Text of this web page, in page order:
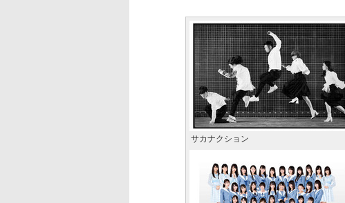
サカナクション